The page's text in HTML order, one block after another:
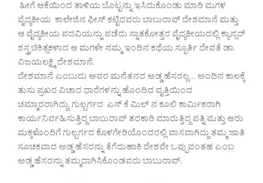
ಹೀಗೆ ಆಕೆಯಿಂದ ತಾಳಿಯ ಬೊಟ್ಟನ್ನು ಇಸಿದುಕೊಂಡು ಮಾರಿ ಮಗಳ
ವೈದ್ಯಕೀಯ ಕಾಲೇಜಿನ ಫೀಸ್ ಕಟ್ಟಿದವರು ಬಾಬುರಾವ್ ದೇಶಮಾನೆ ಮತ್ತು
ಆ ವೈದ್ಯಕೀಯ ಪದವಿಯನ್ನು ಪಡೆದು ಸ್ನಾತಕೋತ್ತರ ವೈದ್ಯಕೀಯದಲ್ಲಿ ಕ್ಯಾನ್ಸರ್
ಶಸ್ತ್ರಚಿಕಿತ್ಸಕಳಾದ ಆ ಮಗಳೇ ನಮ್ಮ ಇಂದಿನ ಕಥೆಯ ಸ್ಫೂರ್ತಿ ದೇವತೆ ಡಾ.
ವಿಜಯಲಕ್ಷ್ಮಿ ದೇಶಮಾನೆ.
ದೇಶಮಾನೆ ಎಂಬುದು ಅವರ ಮನೆತನದ ಅಡ್ಡ ಹೆಸರಲ್ಲ… ಅಂದಿನ ಕಾಲಕ್ಕೆ
ತುಸು ಪ್ರಖರ ವಿಚಾರ ಧಾರೆಗಳನ್ನು ಹೊಂದಿದ ವೃತ್ತಿಯಿಂದ
ಚಮ್ಮಾರರಾಗಿದ್ದು, ಗುಲ್ಬರ್ಗದ ಎಸ್ ಕೆ ಮಿಲ್ ನ ಕೂಲಿ ಕಾರ್ಮಿಕರಾಗಿ
ಕಾರ್ಯನಿರ್ವಹಿಸುತ್ತಿದ್ದ ಬಾಬುರಾವ್ ತರಕಾರಿ ಮಾರುತ್ತಿದ್ದ ಪತ್ನಿ ಮತ್ತು ಆರು
ಮಕ್ಕಳೊಂದಿಗೆ ಗುಲ್ಬರ್ಗದ ಕೊಳಗೇರಿಯೊಂದರಲ್ಲಿ ವಾಸವಾಗಿದ್ದು ತಮ್ಮ ಜಾತಿ
ಸೂಚಕವಾದ ಅಡ್ಡ ಹೆಸರನ್ನು ತೆಗೆದುಹಾಕಿ ದೇಶವೇ ಒಪ್ಪುವಂತಹ ಎಂಬ
ಅಡ್ಡ ಹೆಸರನ್ನು ತಮ್ಮದಾಗಿಸಿಕೊಂಡವರು ಬಾಬುರಾವ್.